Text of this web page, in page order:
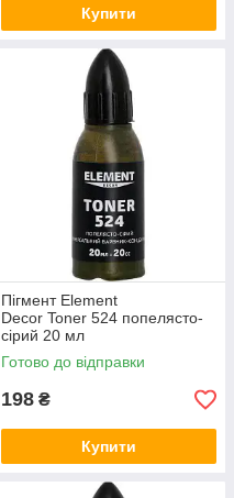
Купити
Пігмент Element
Decor Toner 524 попелясто-
сірий 20 мл
Готово до відправки
198 ₴
Купити